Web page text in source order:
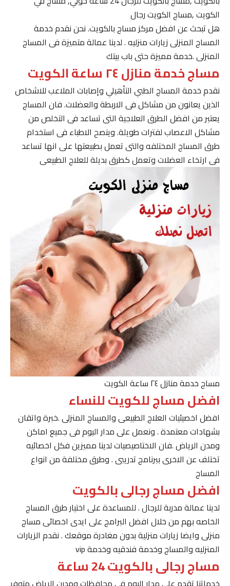
الكويت ,مساج الكويت رجال
هل تبحث عن افضل مركز مساج بالكويت. نحن نقدم خدمة
المساج المنزلى زيارات منزليه . لدينا عمالة متميزة فى المساج
المنزلى .خدمة مميزة حتى باب بيتك
مساج خدمة منازل ٢٤ ساعة الكويت
نقدم خدمة المساج الطبي التأهيلي وإصابات الملاعب للاشخاص
الذين يعانون من مشاكل فى الاربطة والعضلات. فان المساج
يعتبر من افضل الطرق العلاجية التى تساعد فى التخلص من
مشاكل الاعصاب لفترات طويلة. وينصح الاطباء فى استخدام
طرق المساج المختلفه والتى تعمل بطبيعتها على انها تساعد
فى ارتخاء العضلات وتعمل كطرق بديلة للعلاج الطبيعى
مساج خدمة منازل ٢٤ ساعة الكويت
افضل مساج للكويت للنساء
افضل اخصيئيات العلاج الطبيعى والمساج المنزلى .خبرة واتقان
بشهادات معتمدة . ونعمل على مدار اليوم فى جميع اماكن
ومدن الرياض .فان الاختاصيصيات لدينا مميزين فكل اخصائيه
تختلف عن الاخرى ببرنامج تدريبى . وطرق مختلفة من انواع
المساج
افضل مساج رجالى بالكويت
لدينا عمالة مدربة للرجال . للمساعدة على اختيار طرق المساج
الخاصه بهم من خلال افضل البرامج على ايدى اخصائى مساج
منزلى وايضا زيارات منزلية بدون مغادرة موقعك . نقدم الزيارات
المنزليه والمساج وخدمة فندقيه وخدمة vip
مساج رجالى بالكويت 24 ساعة